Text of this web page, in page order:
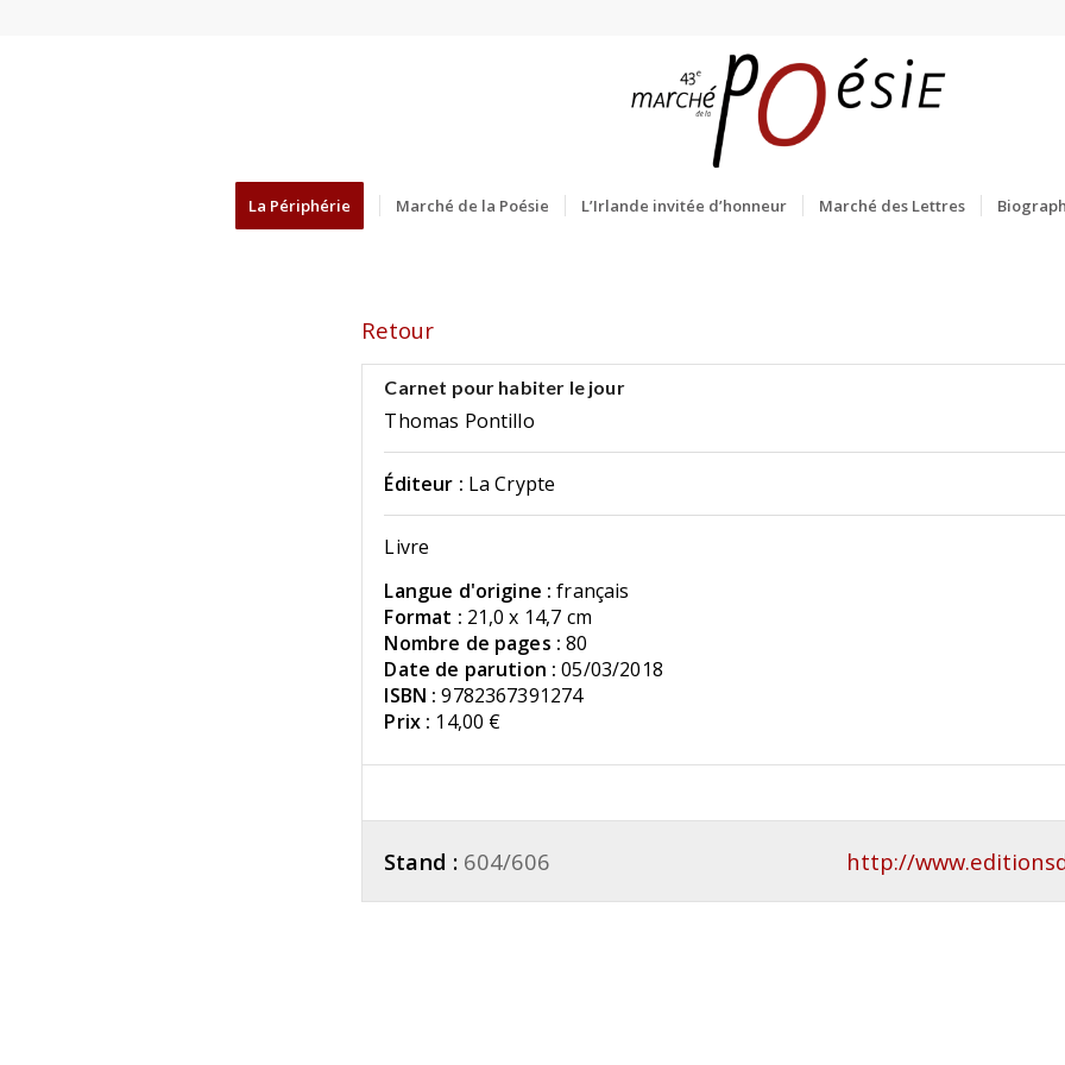
La Périphérie Marché de la Poésie L’Irlande invitée d’honneur Marché des Lettres
Retour
Carnet pour habiter le jour
Thomas Pontillo
Éditeur : La Crypte
Livre
Langue d'origine : français
Format : 21,0 x 14,7 cm
Nombre de pages : 80
Date de parution : 05/03/2018
ISBN : 9782367391274
Prix : 14,00 €
Stand : 604/606 http://